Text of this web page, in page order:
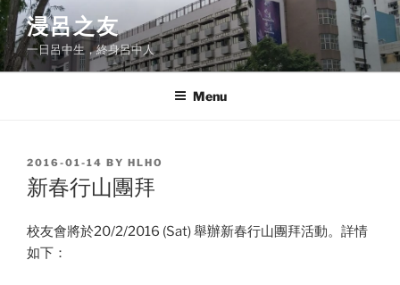
Skip
to
content
浸呂之友
一日呂中生，終身呂中人
Menu
POSTED
ON
2016-01-14 BY HLHO
新春行山團拜
校友會將於20/2/2016 (Sat) 舉辦新春行山團拜活動。詳情
如下：